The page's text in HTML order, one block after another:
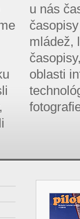
u nás
mládež,
oblasti